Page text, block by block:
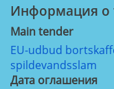
Информация о
Main tender
EU-udbud
spildevandsslam
Дата оглашения